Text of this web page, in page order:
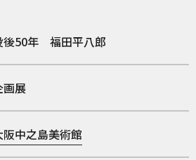
後50年 福田平八郎
画展
阪中之島美術館